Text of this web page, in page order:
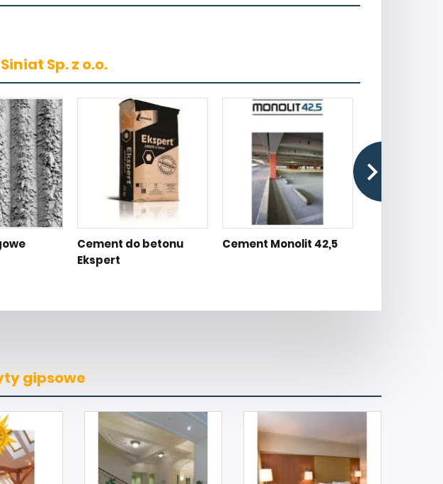
Siniat Sp. z o.o.
Cement do betonu
Ekspert
Cement Monolit 42,5
gipsowe